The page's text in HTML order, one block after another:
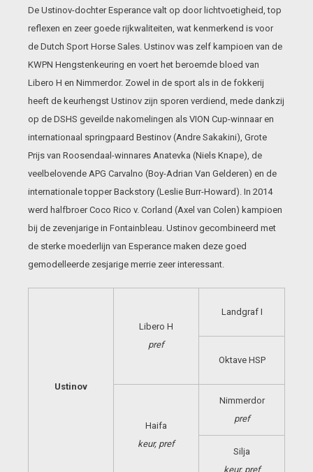
De Ustinov-dochter Esperance valt op door lichtvoetigheid, top
reflexen en zeer goede rijkwaliteiten, wat kenmerkend is voor
de Dutch Sport Horse Sales. Ustinov was zelf kampioen van de
KWPN Hengstenkeuring en voert het beroemde bloed van
Libero H en Nimmerdor. Zowel in de sport als in de fokkerij
heeft de keurhengst Ustinov zijn sporen verdiend, mede dankzij
op de DSHS geveilde nakomelingen als VION Cup-winnaar en
internationaal springpaard Bestinov (Andre Sakakini), Grote
Prijs van Roosendaal-winnares Anatevka (Niels Knape), de
veelbelovende APG Carvalno (Boy-Adrian Van Gelderen) en de
internationale topper Backstory (Leslie Burr-Howard). In 2014
werd halfbroer Coco Rico v. Corland (Axel van Colen) kampioen
bij de zevenjarige in Fontainbleau. Ustinov gecombineerd met
de sterke moederlijn van Esperance maken deze goed
gemodelleerde zesjarige merrie zeer interessant.
Ustinov
Libero H
pref
Landgraf I
Oktave HSP
Haifa
keur, pref
Nimmerdor
pref
Silja
keur, pref